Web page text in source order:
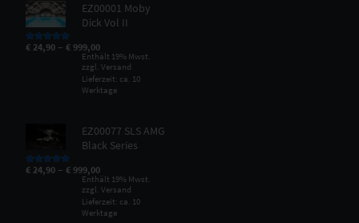
EZ00001 Moby
Dick Vol II
Bewertet mit
von 5
€ 24,90 –€ 999,00
Enthält 19% Mwst.
zzgl.Versand
Lieferzeit: ca. 10
Werktage
EZ00077 SLS AMG
Black Series
Bewertet mit
von 5
€ 24,90 –€ 999,00
Enthält 19% Mwst.
zzgl.Versand
Lieferzeit: ca. 10
Werktage